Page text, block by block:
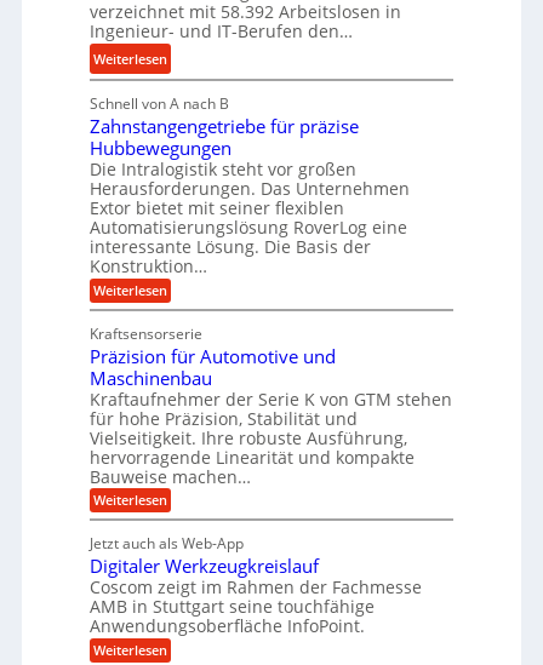
a
u
l
i
m
V
e
r
g
l
e
c
l
e
b
i
g
e
K
u
g
e
l
g
e
w
i
n
d
e
t
r
i
e
b
e
f
ü
r
r
a
s
t
e
i
g
e
r
t
U
m
s
a
t
z
n
d
A
u
f
t
r
a
g
s
e
i
n
g
verzeichnet mit 58.392 Arbeitslosen in
Ingenieur- und IT-Berufen den…
Weiterlesen:
M
e
h
r
A
r
b
e
i
t
s
l
o
s
e
,
w
e
n
i
g
e
r
S
t
e
Schnell von A nach B
Zahnstangengetriebe für präzise
Hubbewegungen
Die Intralogistik steht vor großen
Herausforderungen. Das Unternehmen
Extor bietet mit seiner flexiblen
Automatisierungslösung RoverLog eine
interessante Lösung. Die Basis der
Konstruktion…
Weiterlesen:
Z
h
n
s
t
a
n
g
e
n
g
e
t
r
i
e
b
e
f
ü
Kraftsensorserie
Präzision für Automotive und
Maschinenbau
Kraftaufnehmer der Serie K von GTM stehen
für hohe Präzision, Stabilität und
Vielseitigkeit. Ihre robuste Ausführung,
hervorragende Linearität und kompakte
Bauweise machen…
Weiterlesen:
P
ä
z
i
s
i
o
n
Jetzt auch als Web-App
Digitaler Werkzeugkreislauf
Coscom zeigt im Rahmen der Fachmesse
AMB in Stuttgart seine touchfähige
Anwendungsoberfläche InfoPoint.
Weiterlesen: